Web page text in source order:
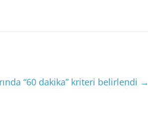
“60 dakika” kriteri belirlendi →